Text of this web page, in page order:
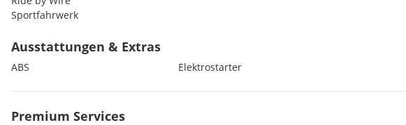
Sportfahrwerk
TFT-Display
Ausstattungen & Extras
ABS Elektrostarter
Premium Services